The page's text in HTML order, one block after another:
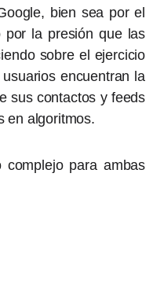
bien sea por el
por la presión que las
sobre el ejercicio
encuentran la
sus contactos y feeds
en algoritmos.
complejo para ambas